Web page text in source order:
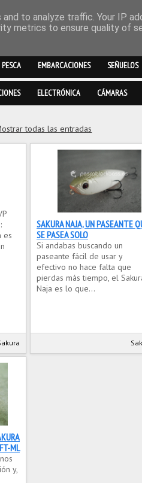
EMBARCACIONES SEÑUELOS
ELECTRÓNICA CÁMARAS
todas las entradas
es
SAKURA NAJA, UN PASEANTE
SE PASEA SOLO
Si andabas buscando un
paseante fácil de usar y
efectivo no hace falta que
pierdas más tiempo, el
Naja es lo que...
ML
y,
to analyze traffic. Your IP
metrics to ensure quality of